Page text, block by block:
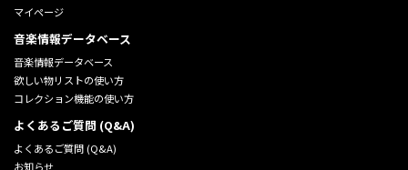
マイページ
音楽情報データベース
音楽情報データベース
欲しい物リストの使い方
コレクション機能の使い方
よくあるご質問 (Q&A)
よくあるご質問 (Q&A)
お知らせ